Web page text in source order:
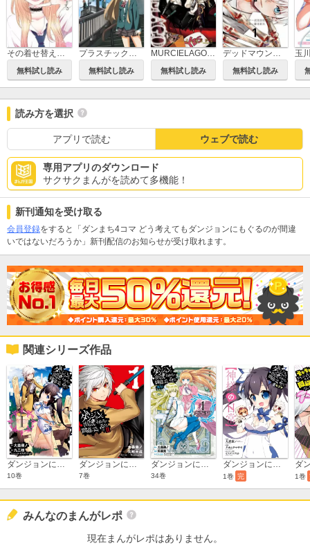
その着せ替え人形は恋をする
無料試し読み
プラスチック姉さん
無料試し読み
MURCIELAGO -ムルシエラゴ-
無料試し読み
デッドマウント・デスプレイ
無料試し読み
読み方を選択
アプリで読む ウェブで読む
専用アプリのダウンロード
サクサクまんがを読めて多機能！
新刊通知を受け取る
会員登録をすると「ダンまち4コマ どう考えてもダンジョンにもぐるのが間違
いではないだろうか」新刊配信のお知らせが受け取れます。
関連シリーズ作品
10巻 7巻 34巻 1巻 完 1巻
みんなのまんがレポ
現在まんがレポはありません。